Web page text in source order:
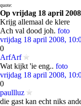
quote:
Op vrijdag 18 april
Krijg allemaal de klere
Ach val dood joh. foto
vrijdag 18 april 2008,
0
ArfArf
Wat kijkt 'ie eng.. foto
vrijdag 18 april 2008,
0
paullluz
die gast kan echt niks